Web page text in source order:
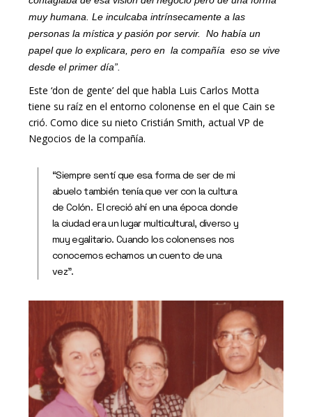
muy humana. Le inculcaba intrínsecamente a las
personas la mística y pasión por servir. No había un
papel que lo explicara, pero en la compañía eso se vive
desde el primer día”.
Este ‘don de gente’ del que habla Luis Carlos Motta
tiene su raíz en el entorno colonense en el que Cain se
crió. Como dice su nieto Cristián Smith, actual VP de
Negocios de la compañía.
“Siempre sentí que esa forma de ser de mi
abuelo también tenía que ver con la cultura
de Colón. El creció ahí en una época donde
la ciudad era un lugar multicultural, diverso y
muy egalitario. Cuando los colonenses nos
conocemos echamos un cuento de una
vez”.